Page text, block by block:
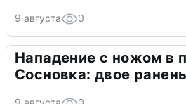
9 августа 0
Нападение с ножом в
Сосновка: двое